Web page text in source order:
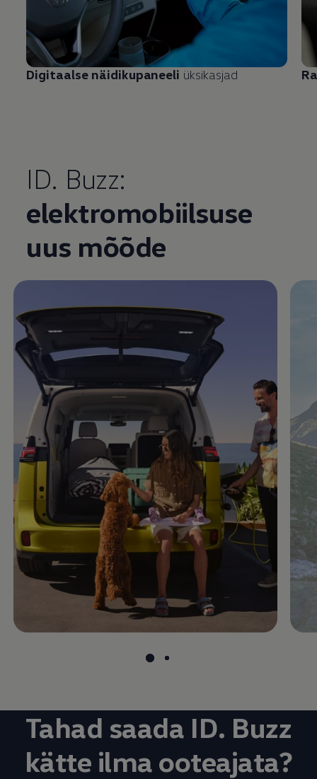
Digitaalse näidikupaneeli üksikasjad
Enable fullscreen mode
ID. Buzz:
elektromobiilsuse
uus mõõde
Tahad saada ID. Buzz
kätte ilma ooteajata?